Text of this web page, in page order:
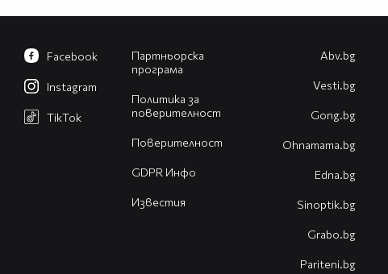
Партньорска
програма
Политика за
поверителност
Поверителност
GDPR Инфо
Известия
Facebook
Instagram
TikTok
Abv.bg
Vesti.bg
Gong.bg
Оhnamama.bg
Edna.bg
Sinoptik.bg
Grabo.bg
Pariteni.bg